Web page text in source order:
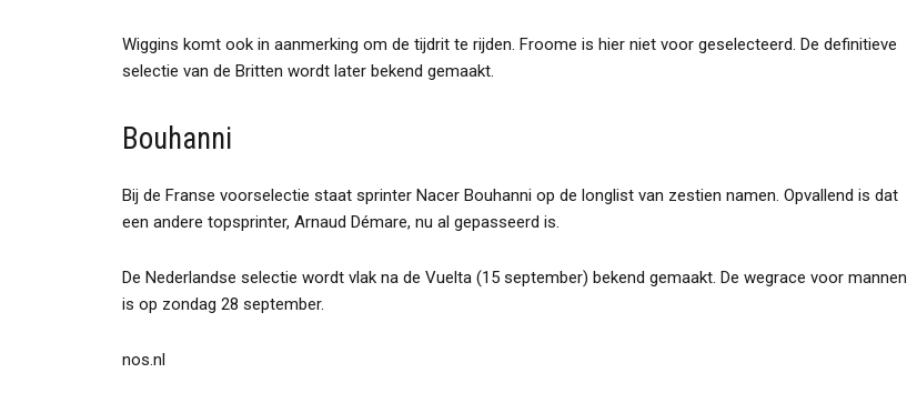
Wiggins komt ook in aanmerking om de tijdrit te rijden. Froome is hier niet voor geselecteerd. De definitieve
selectie van de Britten wordt later bekend gemaakt.
Bouhanni
Bij de Franse voorselectie staat sprinter Nacer Bouhanni op de longlist van zestien namen. Opvallend is dat
een andere topsprinter, Arnaud Démare, nu al gepasseerd is.
De Nederlandse selectie wordt vlak na de Vuelta (15 september) bekend gemaakt. De wegrace voor mannen
is op zondag 28 september.
nos.nl